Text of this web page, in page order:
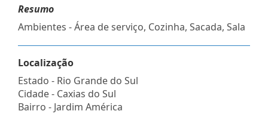
Resumo
Ambientes - Área de serviço, Cozinha, Sacada, Sala
Localização
Estado - Rio Grande do Sul
Cidade - Caxias do Sul
Bairro - Jardim América